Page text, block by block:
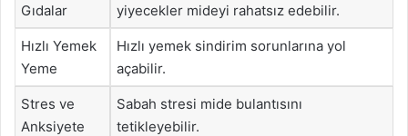
Gıdalar
yiyecekler mideyi rahatsız edebilir.
Hızlı Yemek
Yeme
Hızlı yemek sindirim sorunlarına yol
açabilir.
Stres ve
Anksiyete
Sabah stresi mide bulantısını
tetikleyebilir.